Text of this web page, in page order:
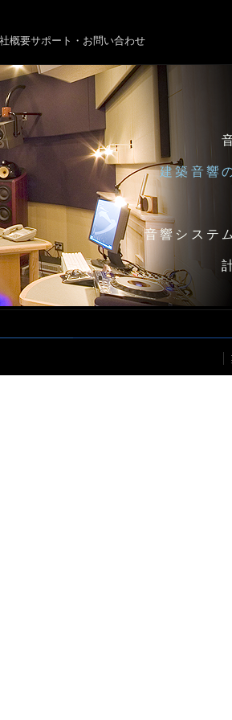
概要サポート・お問い合わせ
建築音響
音響システ